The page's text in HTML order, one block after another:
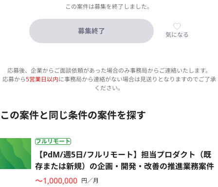
この案件は募集を終了しました。
募集終了 気になる
応募後、企業からご面談依頼があった場合のみ事務局からご連絡いたします。
応募から5営業日以内に事務局から連絡がない場合は見送りとなりますのでご了承
ください。
この案件と同じ条件の案件を探す
フルリモート
【PdM/週5日/フルリモート】担当プロダクト（既
存または新規）の企画・開発・改善の推進業務案件
〜1,000,000 円／月